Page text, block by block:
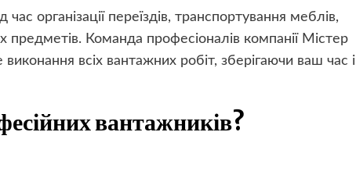
час організації переїздів, транспортування меблів,
предметів. Команда професіоналів компанії Містер
всіх вантажних робіт, зберігаючи ваш час і
вантажників?